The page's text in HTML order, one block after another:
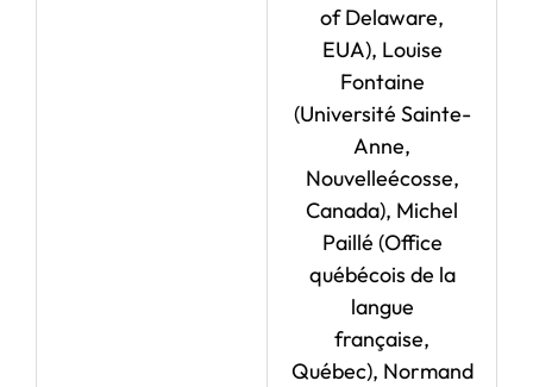
of Delaware,
EUA), Louise
Fontaine
(Université Sainte-
Anne,
Nouvelleécosse,
Canada), Michel
Paillé (Office
québécois de la
langue
française,
Québec), Normand